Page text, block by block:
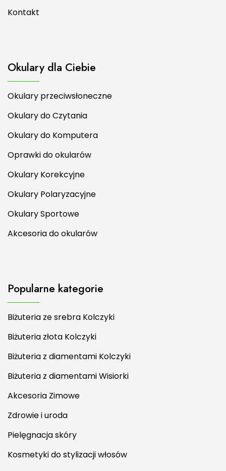
Kontakt
Okulary dla Ciebie
Okulary przeciwsłoneczne
Okulary do Czytania
Okulary do Komputera
Oprawki do okularów
Okulary Korekcyjne
Okulary Polaryzacyjne
Okulary Sportowe
Akcesoria do okularów
Popularne kategorie
Biżuteria ze srebra Kolczyki
Biżuteria złota Kolczyki
Biżuteria z diamentami Kolczyki
Biżuteria z diamentami Wisiorki
Akcesoria Zimowe
Zdrowie i uroda
Pielęgnacja skóry
Kosmetyki do stylizacji włosów